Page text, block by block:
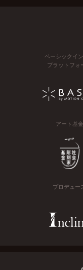
ベーシックイ
プラットフォ
アート基金
プロデュー